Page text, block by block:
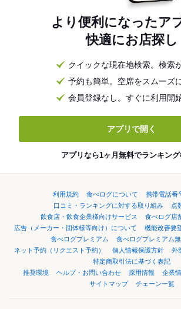
より便利になったア
快適にお店探し
クイックな現在地検索。検索
予約も簡単。空席をスムーズ
会員登録なし。すぐに利用開
アプリで開く
アプリなら1ヶ月無料でランキング
利用規約 食べログについて
携帯電話番
口コミ・ランキングに対する取り組み
点
飲食店・飲食企業様向けサービス
食べログ店
広告（メーカー・団体様等向け）について
機能改善要
食べログプレミアム
食べログプレミアム
ネット予約（リクエスト予約）
個人情報保護方針
外
特定商取引法に基づく表記
推奨環境
ヘルプ・お問い合わせ 採用情報 企業
サイトマップ
チェーン一覧